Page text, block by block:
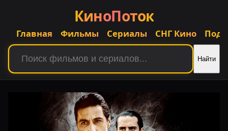
КиноПоток
Главная Фильмы Сериалы СНГ Кино
Найти